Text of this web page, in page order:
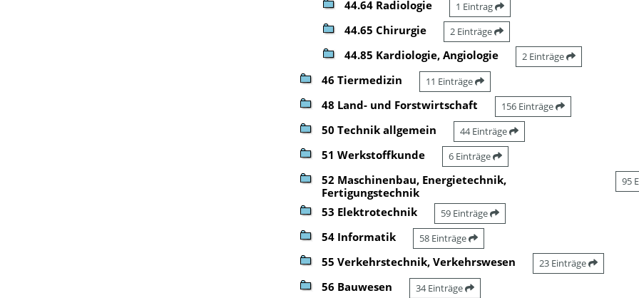
44.64 Radiologie 1 Eintrag
44.65 Chirurgie 2 Einträge
44.85 Kardiologie, Angiologie 2 Einträge
46 Tiermedizin 11 Einträge
48 Land- und Forstwirtschaft 156 Einträge
50 Technik allgemein 44 Einträge
51 Werkstoffkunde 6 Einträge
52 Maschinenbau, Energietechnik,
Fertigungstechnik
95
53 Elektrotechnik 59 Einträge
54 Informatik 58 Einträge
55 Verkehrstechnik, Verkehrswesen 23 Einträge
56 Bauwesen 34 Einträge